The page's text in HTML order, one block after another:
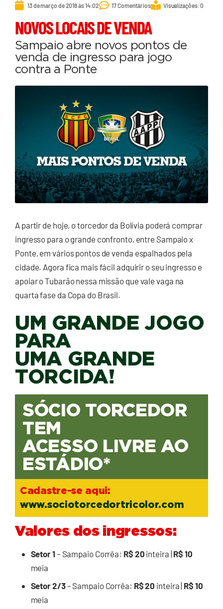
13 de março de 2018 às 14:02 17 Comentários Visualizações: 0
NOVOS LOCAIS DE VENDA
Sampaio abre novos pontos de
venda de ingresso para jogo
contra a Ponte
A partir de hoje, o torcedor da Bolívia poderá comprar
ingresso para o grande confronto, entre Sampaio x
Ponte, em vários pontos de venda espalhados pela
cidade. Agora fica mais fácil adquirir o seu ingresso e
apoiar o Tubarão nessa missão que vale vaga na
quarta fase da Copa do Brasil.
UM GRANDE JOGO
PARA
UMA GRANDE
TORCIDA!
SÓCIO TORCEDOR
TEM
ACESSO LIVRE AO
ESTÁDIO*
Cadastre-se aqui:
www.sociotorcedortricolor.com
Valores dos ingressos:
Setor 1 – Sampaio Corrêa: R$ 20 inteira | R$ 10
meia
Setor 2/3– Sampaio Corrêa: R$ 20 inteira | R$ 10
meia